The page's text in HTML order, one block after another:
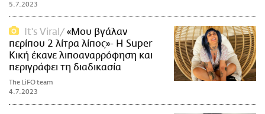
5.7.2023
It's Viral
«Μου βγάλαν
περίπου 2 λίτρα λίπος»- Η Super
Κική έκανε λιποαναρρόφηση και
περιγράφει τη διαδικασία
The LiFO team
4.7.2023